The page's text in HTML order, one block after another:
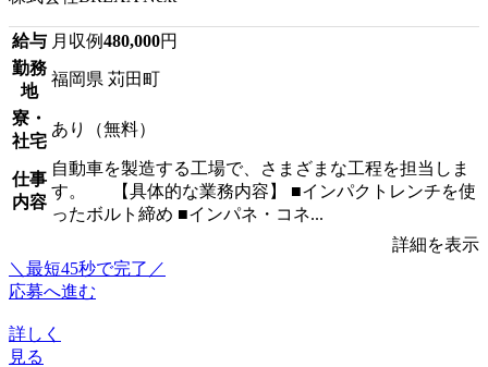
給与 月収例480,000円
勤務
地
福岡県 苅田町
寮・
社宅
あり（無料）
仕事
内容
自動車を製造する工場で、さまざまな工程を担当しま
す。 【具体的な業務内容】 ■インパクトレンチを使
ったボルト締め ■インパネ・コネ...
詳細を表示
＼最短45秒で完了／
応募へ進む
詳しく
見る